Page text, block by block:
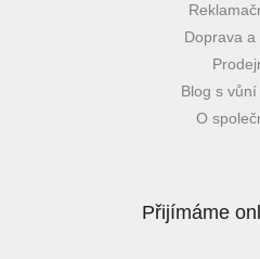
Doprava a
Blog s
O
Přijímáme